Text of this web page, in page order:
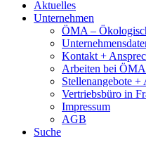
Aktuelles
Unternehmen
ÖMA –
Kontakt +
Arbeiten bei ÖMA
Stellenangebote
Vertriebsbüro in
Impressum
AGB
Suche